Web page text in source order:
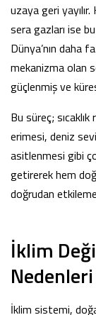
uzaya geri
sera gazları ise
Dünya’nın daha
mekanizma olan
güçlenmiş ve
Bu süreç; sıcaklık
erimesi, deniz
asitlenmesi gibi
getirerek hem
doğrudan
İklim
Nedenleri
İklim sistemi,